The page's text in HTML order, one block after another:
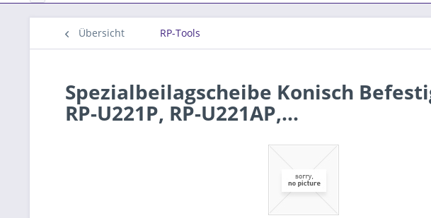
Übersicht RP-Tools
Spezialbeilagscheibe Konisch
RP-U221P, RP-U221AP,...